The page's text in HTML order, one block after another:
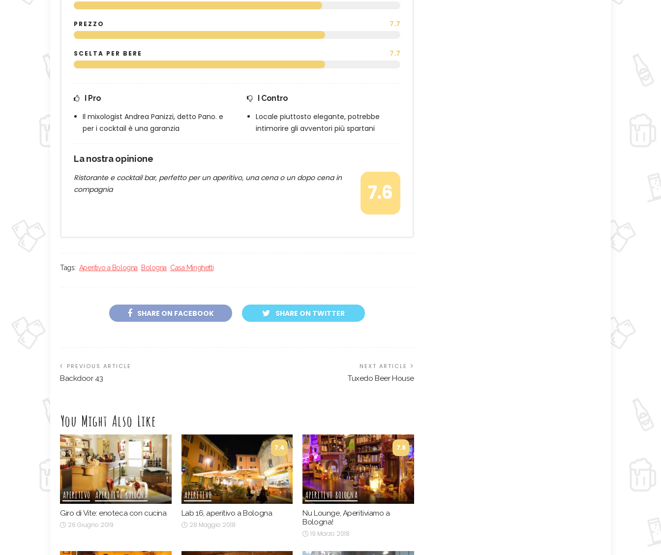
PREZZO 7.7
SCELTA PER BERE 7.7
I Pro
Il mixologist Andrea Panizzi, detto Pano. e
per i cocktail è una garanzia
I Contro
Locale piuttosto elegante, potrebbe
intimorire gli avventori più spartani
La nostra opinione
7.6
Ristorante e cocktail bar, perfetto per un aperitivo, una cena o un dopo cena in
compagnia
Tags: Aperitivo a Bologna Bologna Casa Minghetti
SHARE ON FACEBOOK SHARE ON TWITTER
PREVIOUS ARTICLE
Backdoor 43
NEXT ARTICLE
Tuxedo Beer House
You Might Also Like
APERITIVO APERITIVO BOLOGNA
Giro di Vite: enoteca con cucina
26 Giugno 2019
APERITIVO
7.4
Lab 16, aperitivo a Bologna
28 Maggio 2018
APERITIVO BOLOGNA
7.8
Nu Lounge, Aperitiviamo a
Bologna!
19 Marzo 2018